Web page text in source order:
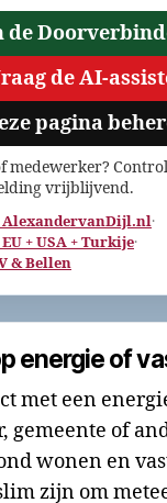
de
de AI-
pagina
medewerker?
vrijblijvend.
AlexandervanDijl.nl·
+ USA + Turkije·
& Bellen
energie of
met een
gemeente of
wonen en
zijn om